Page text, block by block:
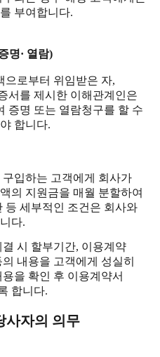
부여합니다.
명· 열람)
로부터 위임받은 자,
서를 제시한 이해관계인은
증명 또는 열람청구를 할 수
합니다.
입하는 고객에게 회사가
의 지원금을 매월 분할하여
등 세부적인 조건은 회사와
다.
시 할부기간, 이용계약
내용을 고객에게 성실히
을 확인 후 이용계약서
합니다.
사자의 의무